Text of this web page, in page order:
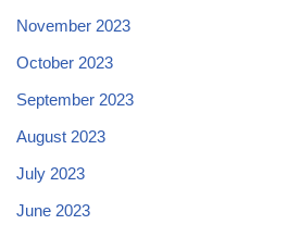
November 2023
October 2023
September 2023
August 2023
July 2023
June 2023